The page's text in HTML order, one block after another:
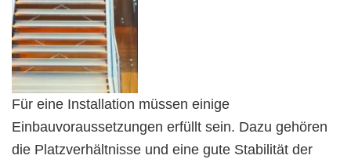
Für eine Installation müssen einige
Einbauvoraussetzungen erfüllt sein. Dazu gehören
die Platzverhältnisse und eine gute Stabilität der